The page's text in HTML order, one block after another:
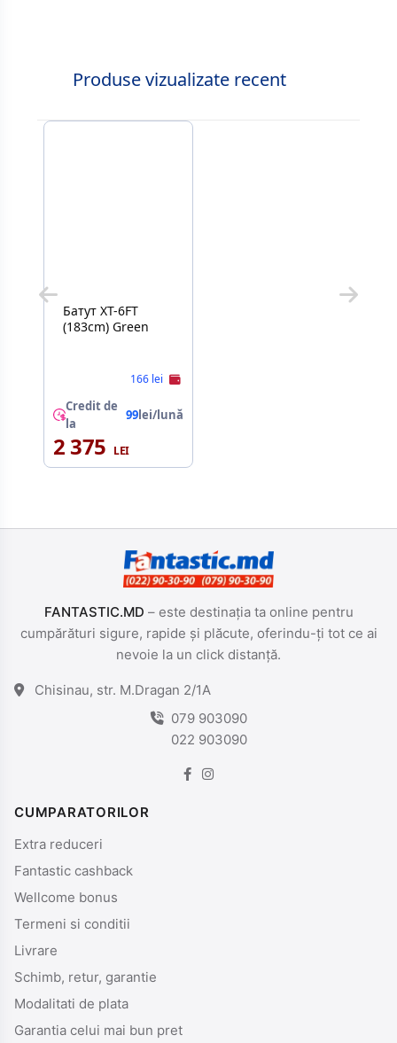
Produse vizualizate recent
Батут XT-6FT
(183cm) Green
166 lei
Credit de
la
99lei/lună
2 375
FANTASTIC.MD – este destinația ta online pentru
cumpărături sigure, rapide și plăcute, oferindu-ți tot ce ai
nevoie la un click distanță.
Chisinau, str. M.Dragan 2/1A
079 903090
022 903090
CUMPARATORILOR
Extra reduceri
Fantastic cashback
Wellcome bonus
Termeni si conditii
Livrare
Schimb, retur, garantie
Modalitati de plata
Garantia celui mai bun pret